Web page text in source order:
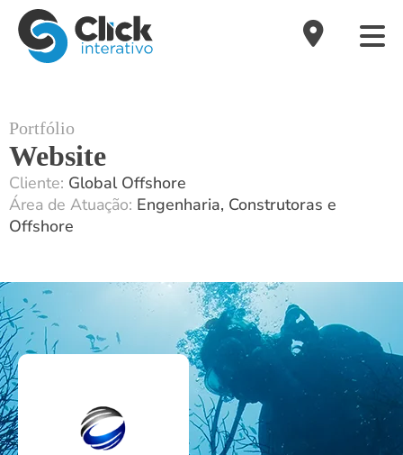
Portfólio
Website
Cliente: Global Offshore
Área de Atuação: Engenharia, Construtoras e
Offshore